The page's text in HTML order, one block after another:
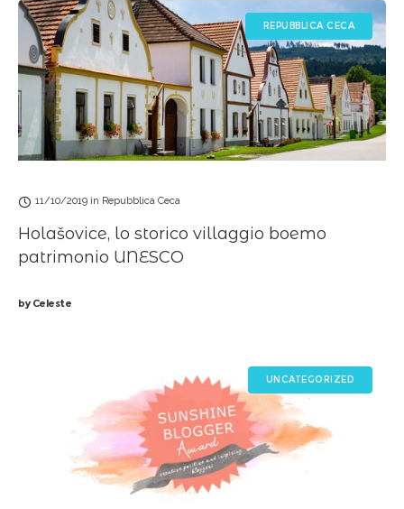
REPUBBLICA CECA
11/10/2019 in Repubblica Ceca
Holašovice, lo storico villaggio boemo
patrimonio UNESCO
byCeleste
UNCATEGORIZED